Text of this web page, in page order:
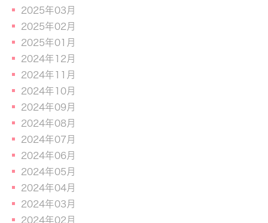
2025年03月
2025年02月
2025年01月
2024年12月
2024年11月
2024年10月
2024年09月
2024年08月
2024年07月
2024年06月
2024年05月
2024年04月
2024年03月
2024年02月